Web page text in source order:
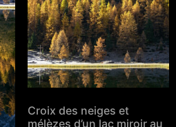
Croix des neiges et
mélèzes d’un lac miroir au